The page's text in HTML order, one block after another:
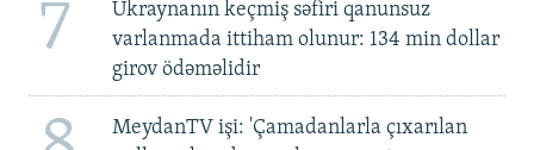
7
Ukraynanın keçmiş səfiri qanunsuz
varlanmada ittiham olunur: 134 min dollar
girov ödəməlidir
MeydanTV işi: 'Çamadanlarla çıxarılan